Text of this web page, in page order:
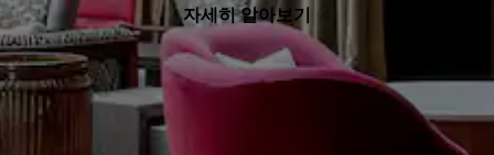
자세히 알아보기